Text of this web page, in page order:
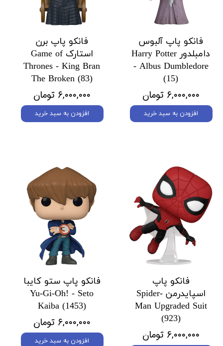
فانکو پاپ آلبوس
دامبلدور Harry Potter
- Albus Dumbledore
(15)
۶,۰۰۰,۰۰۰ تومان
افزودن به سبد خرید
فانکو پاپ برن
استارک Game of
Thrones - King Bran
The Broken (83)
۶,۰۰۰,۰۰۰ تومان
افزودن به سبد خرید
فانکو پاپ
اسپایدرمن Spider-
Man Upgraded Suit
(923)
۶,۰۰۰,۰۰۰ تومان
فانکو پاپ ستو کایبا
Yu-Gi-Oh! - Seto
Kaiba (1453)
۶,۰۰۰,۰۰۰ تومان
افزودن به سبد خرید